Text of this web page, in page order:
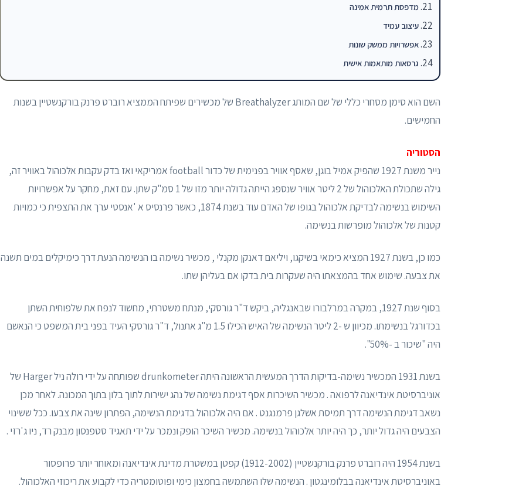
מדפסת תרמית אמינה
עיצוב עמיד
אפשרויות ממשק שונות
גרסאות מותאמות אישית
השם הוא סימן מסחרי כללי של שם המותג Breathalyzer של מכשירים שפיתח הממציא רוברט פרנק בורקנשטיין בשנות
החמישים.
הסטוריה
נייר משנת 1927 שהפיק אמיל בוגן, שאסף אוויר בפנימית של כדור football אמריקאי ואז בדק עקבות אלכוהול באוויר זה,
גילה שתכולת האלכוהול של 2 ליטר אוויר שנספג הייתה גדולה יותר מזו של 1 סמ"ק שתן. עם זאת, מחקר על אפשרויות
השימוש בנשימה לבדיקת אלכוהול בגופו של האדם עוד בשנת 1874, כאשר פרנסיס א 'אנסטי ערך את התצפית כי כמויות
קטנות של אלכוהול מופרשות בנשימה.
כמו כן, בשנת 1927 המציא כימאי בשיקגו, ויליאם דאנקן מקנלי , מכשיר נשימה בו הנשימה הנעת דרך כימיקלים במים תשנה
את צבעה. שימוש אחד בהמצאתו היה שעקרות בית בדקו אם בעליהן שתו.
בסוף שנת 1927, במקרה במרלבורו שבאנגליה, ביקש ד"ר גורסקי, מנתח משטרתי, מחשוד לנפח את שלפוחית השתן
בכדורגל בנשימתו. מכיוון ש -2 ליטר הנשימה של האיש הכילו 1.5 מ"ג אתנול, ד"ר גורסקי העיד בפני בית המשפט כי הנאשם
היה "שיכור ב -50%".
בשנת 1931 המכשיר נשימה-בדיקות הדרך המעשית הראשונה היתה drunkometer שפותחה על ידי רולה ניל Harger של
אוניברסיטת אינדיאנה לרפואה . מכשיר השיכרות אסף דגימת נשימה של נהג ישירות לתוך בלון בתוך המכונה. לאחר מכן
נשאב דגימת הנשימה דרך תמיסת אשלגן פרמנגנט . אם היה אלכוהול בדגימת הנשימה, הפתרון שינה את צבעו. ככל ששינוי
הצבעים היה גדול יותר, כך היה יותר אלכוהול בנשימה. מכשיר השיכר הופק ונמכר על ידי תאגיד סטפנסון מבנק רד, ניו ג'רזי .
בשנת 1954 היה רוברט פרנק בורקנשטיין (1912-2002) קפטן במשטרת מדינת אינדיאנה ומאוחר יותר פרופסור
באוניברסיטת אינדיאנה בבלומינגטון . הנשימה שלו השתמשה בחמצון כימי ופוטומטריה כדי לקבוע את ריכוזי האלכוהול.